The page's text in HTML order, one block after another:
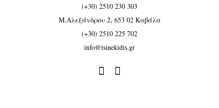
(+30) 2510 230 303
Μ.Αλεξάνδρου 2, 653 02 Καβάλα
(+30) 2510 225 702
info@tsinekidis.gr
 